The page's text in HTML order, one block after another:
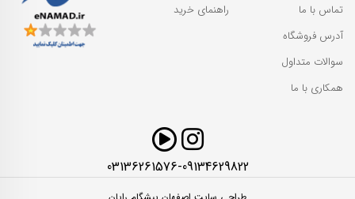
تماس با ما
آدرس فروشگاه
سوالات متداول
همکاری با ما
راهنمای خرید
03136261576-09134629822